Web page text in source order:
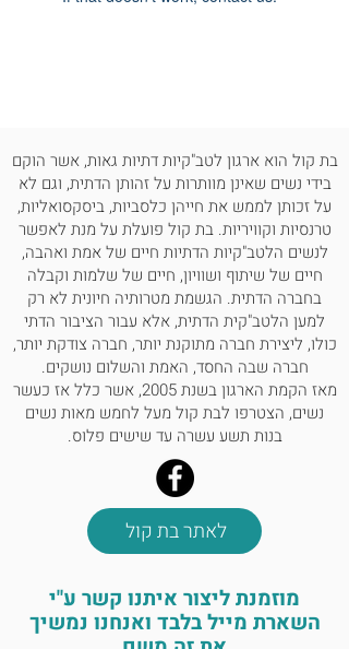
בת קול הוא ארגון לטב"קיות דתיות גאות, אשר הוקם
בידי נשים שאינן מוותרות על זהותן הדתית, וגם לא
על זכותן לממש את חייהן כלסביות, ביסקסואליות,
טרנסיות וקוויריות. בת קול פועלת על מנת לאפשר
לנשים הלטב"קיות הדתיות חיים של אמת ואהבה,
חיים של שיתוף ושוויון, חיים של שלמות וקבלה
בחברה הדתית. הגשמת מטרותיה חיונית לא רק
למען הלטב"קית הדתית, אלא עבור הציבור הדתי
כולו, ליצירת חברה מתוקנת יותר, חברה צודקת יותר,
חברה שבה החסד, האמת והשלום נושקים.
מאז הקמת הארגון בשנת 2005, אשר כלל אז כעשר
נשים, הצטרפו לבת קול מעל לחמש מאות נשים
בנות תשע עשרה עד שישים פלוס.
לאתר בת קול
מוזמנת ליצור איתנו קשר ע"י
השארת מייל בלבד ואנחנו נמשיך